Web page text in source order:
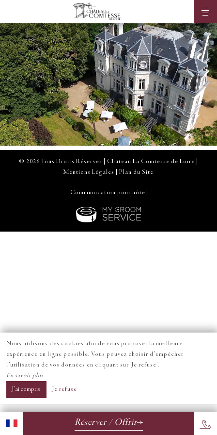
Réserver / Offrir
© 2026 Tous Droits Réservés | Château La Comtesse de Loire |
Mentions Légales
Plan du Site
Communication pour hôtel
Nous utilisons des cookies afin de vous proposer la meilleure
expérience en ligne possible. Vous pouvez choisir d’empêcher
l’utilisation de vos données en cliquant sur 'Je refuse'.
En savoir plus
J’ai compris Je refuse